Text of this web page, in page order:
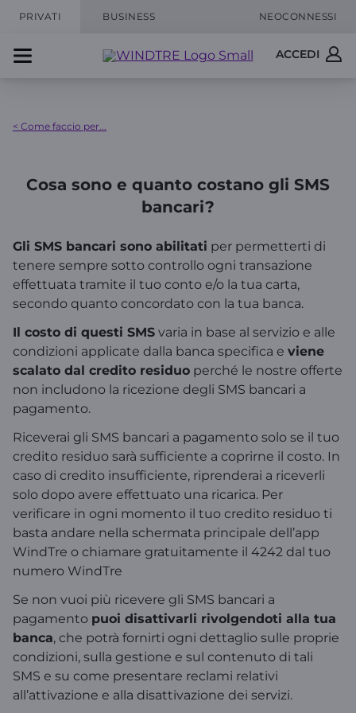
PRIVATI BUSINESS NEOCONNESSI
ACCEDI
< Come faccio per...
Cosa sono e quanto costano gli SMS
bancari?
Gli SMS bancari sono abilitati per permetterti di
tenere sempre sotto controllo ogni transazione
effettuata tramite il tuo conto e/o la tua carta,
secondo quanto concordato con la tua banca.
Il costo di questi SMS varia in base al servizio e alle
condizioni applicate dalla banca specifica e viene
scalato dal credito residuo perché le nostre offerte
non includono la ricezione degli SMS bancari a
pagamento.
Riceverai gli SMS bancari a pagamento solo se il tuo
credito residuo sarà sufficiente a coprirne il costo. In
caso di credito insufficiente, riprenderai a riceverli
solo dopo avere effettuato una ricarica. Per
verificare in ogni momento il tuo credito residuo ti
basta andare nella schermata principale dell’app
WindTre o chiamare gratuitamente il 4242 dal tuo
numero WindTre
Se non vuoi più ricevere gli SMS bancari a
pagamento puoi disattivarli rivolgendoti alla tua
banca, che potrà fornirti ogni dettaglio sulle proprie
condizioni, sulla gestione e sul contenuto di tali
SMS e su come presentare reclami relativi
all’attivazione e alla disattivazione dei servizi.